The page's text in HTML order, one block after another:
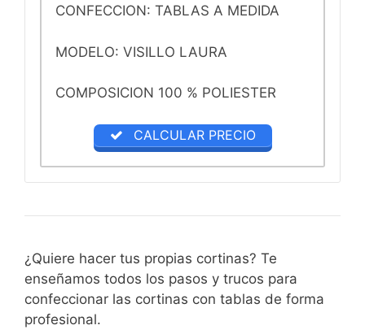
CONFECCION: TABLAS A MEDIDA
MODELO: VISILLO LAURA
COMPOSICION 100 % POLIESTER
CALCULAR PRECIO
¿Quiere hacer tus propias cortinas? Te
enseñamos todos los pasos y trucos para
confeccionar las cortinas con tablas de forma
profesional.